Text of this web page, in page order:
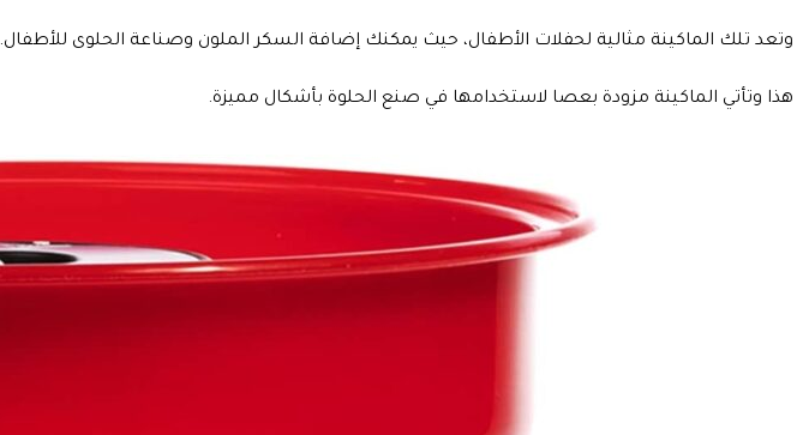
وتعد تلك الماكينة مثالية لحفلات الأطفال، حيث يمكنك إضافة السكر الملون وصناعة الحلوى للأطفال.
هذا وتأتي الماكينة مزودة بعصا لاستخدامها في صنع الحلوة بأشكال مميزة.